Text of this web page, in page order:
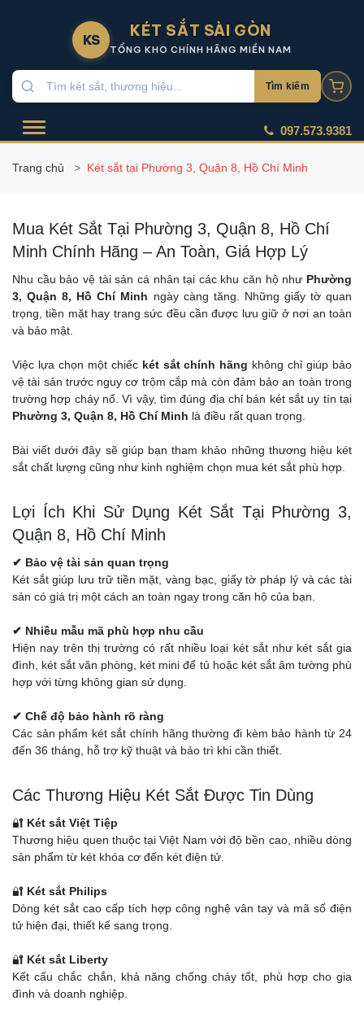
KS KÉT SẮT SÀI GÒN
TỔNG KHO CHÍNH HÃNG MIỀN NAM
Tìm kiếm
097.573.9381
Trang chủ Két sắt tại Phường 3, Quận 8, Hồ Chí Minh
Mua Két Sắt Tại Phường 3, Quận 8, Hồ Chí
Minh Chính Hãng – An Toàn, Giá Hợp Lý
Nhu cầu bảo vệ tài sản cá nhân tại các khu căn hộ như Phường
3, Quận 8, Hồ Chí Minh ngày càng tăng. Những giấy tờ quan
trọng, tiền mặt hay trang sức đều cần được lưu giữ ở nơi an toàn
và bảo mật.
Việc lựa chọn một chiếc két sắt chính hãng không chỉ giúp bảo
vệ tài sản trước nguy cơ trộm cắp mà còn đảm bảo an toàn trong
trường hợp cháy nổ. Vì vậy, tìm đúng địa chỉ bán két sắt uy tín tại
Phường 3, Quận 8, Hồ Chí Minh là điều rất quan trọng.
Bài viết dưới đây sẽ giúp bạn tham khảo những thương hiệu két
sắt chất lượng cũng như kinh nghiệm chọn mua két sắt phù hợp.
Lợi Ích Khi Sử Dụng Két Sắt Tại Phường 3,
Quận 8, Hồ Chí Minh
✔ Bảo vệ tài sản quan trọng
Két sắt giúp lưu trữ tiền mặt, vàng bạc, giấy tờ pháp lý và các tài
sản có giá trị một cách an toàn ngay trong căn hộ của bạn.
✔ Nhiều mẫu mã phù hợp nhu cầu
Hiện nay trên thị trường có rất nhiều loại két sắt như két sắt gia
đình, két sắt văn phòng, két mini để tủ hoặc két sắt âm tường phù
hợp với từng không gian sử dụng.
✔ Chế độ bảo hành rõ ràng
Các sản phẩm két sắt chính hãng thường đi kèm bảo hành từ 24
đến 36 tháng, hỗ trợ kỹ thuật và bảo trì khi cần thiết.
Các Thương Hiệu Két Sắt Được Tin Dùng
🔐 Két sắt Việt Tiệp
Thương hiệu quen thuộc tại Việt Nam với độ bền cao, nhiều dòng
sản phẩm từ két khóa cơ đến két điện tử.
🔐 Két sắt Philips
Dòng két sắt cao cấp tích hợp công nghệ vân tay và mã số điện
tử hiện đại, thiết kế sang trọng.
🔐 Két sắt Liberty
Kết cấu chắc chắn, khả năng chống cháy tốt, phù hợp cho gia
đình và doanh nghiệp.